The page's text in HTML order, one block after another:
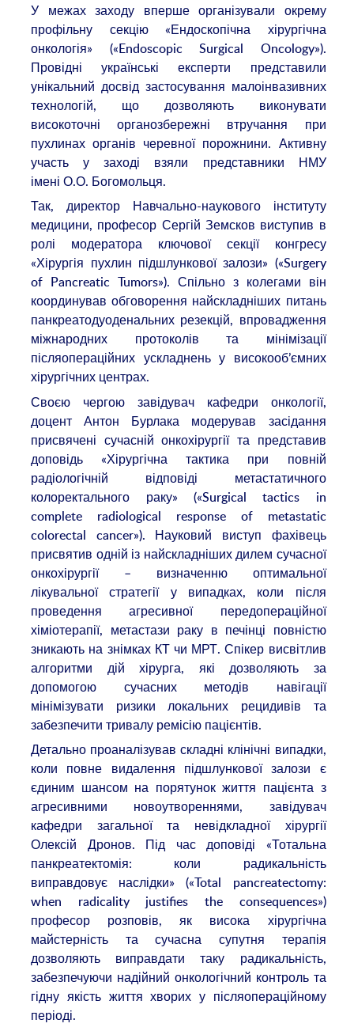
У межах заходу вперше організували окрему
профільну секцію «Ендоскопічна хірургічна
онкологія» («Endoscopic Surgical Oncology»).
Провідні українські експерти представили
унікальний досвід застосування малоінвазивних
технологій, що дозволяють виконувати
високоточні органозбережні втручання при
пухлинах органів черевної порожнини. Активну
участь у заході взяли представники НМУ
імені О.О. Богомольця.
Так, директор Навчально-наукового інституту
медицини, професор Сергій Земсков виступив в
ролі модератора ключової секції конгресу
«Хірургія пухлин підшлункової залози» («Surgery
of Pancreatic Tumors»). Спільно з колегами він
координував обговорення найскладніших питань
панкреатодуоденальних резекцій, впровадження
міжнародних протоколів та мінімізації
післяопераційних ускладнень у високооб’ємних
хірургічних центрах.
Своєю чергою завідувач кафедри онкології,
доцент Антон Бурлака модерував засідання
присвячені сучасній онкохірургії та представив
доповідь «Хірургічна тактика при повній
радіологічній відповіді метастатичного
колоректального раку» («Surgical tactics in
complete radiological response of metastatic
colorectal cancer»). Науковий виступ фахівець
присвятив одній із найскладніших дилем сучасної
онкохірургії – визначенню оптимальної
лікувальної стратегії у випадках, коли після
проведення агресивної передопераційної
хіміотерапії, метастази раку в печінці повністю
зникають на знімках КТ чи МРТ. Спікер висвітлив
алгоритми дій хірурга, які дозволяють за
допомогою сучасних методів навігації
мінімізувати ризики локальних рецидивів та
забезпечити тривалу ремісію пацієнтів.
Детально проаналізував складні клінічні випадки,
коли повне видалення підшлункової залози є
єдиним шансом на порятунок життя пацієнта з
агресивними новоутвореннями, завідувач
кафедри загальної та невідкладної хірургії
Олексій Дронов. Під час доповіді «Тотальна
панкреатектомія: коли радикальність
виправдовує наслідки» («Total pancreatectomy:
when radicality justifies the consequences»)
професор розповів, як висока хірургічна
майстерність та сучасна супутня терапія
дозволяють виправдати таку радикальність,
забезпечуючи надійний онкологічний контроль та
гідну якість життя хворих у післяопераційному
періоді.